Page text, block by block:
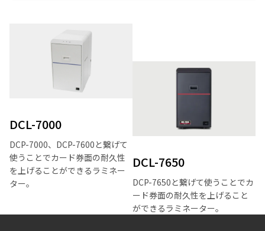
DCL-7000
DCP-7000、DCP-7600と繋げて
使うことでカード券面の耐久性
を上げることができるラミネー
ター。
DCL-7650
DCP-7650と繋げて使うことでカ
ード券面の耐久性を上げること
ができるラミネーター。